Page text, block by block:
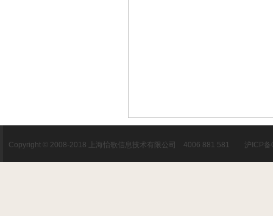
Copyright © 2008-2018 上海怡歌信息技术有限公司 4006 881 581 沪ICP